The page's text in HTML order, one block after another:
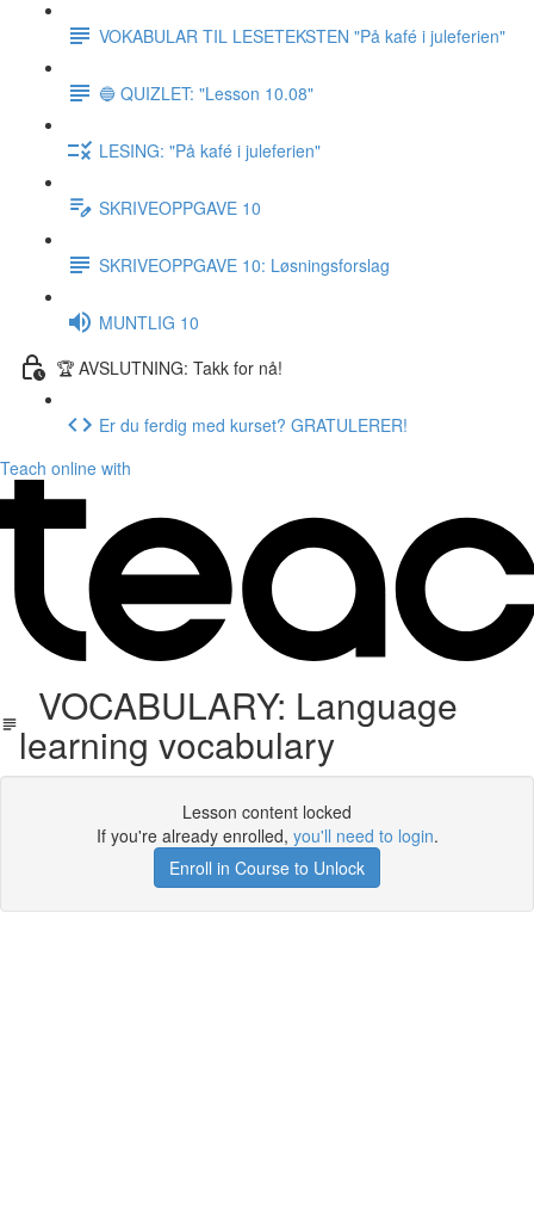
VOKABULAR TIL LESETEKSTEN "På kafé i juleferien"
🔵 QUIZLET: "Lesson 10.08"
LESING: "På kafé i juleferien"
SKRIVEOPPGAVE 10
SKRIVEOPPGAVE 10: Løsningsforslag
MUNTLIG 10
🏆 AVSLUTNING: Takk for nå!
Er du ferdig med kurset? GRATULERER!
Teach online with
VOCABULARY: Language
learning vocabulary
Lesson content locked
If you're already enrolled, you'll need to login.
Enroll in Course to Unlock